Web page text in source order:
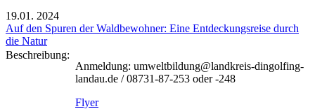
19.01. 2024
Auf den Spuren der Waldbewohner: Eine Entdeckungsreise durch
die Natur
Beschreibung:
Anmeldung: umweltbildung@landkreis-dingolfing-
landau.de / 08731-87-253 oder -248
Flyer